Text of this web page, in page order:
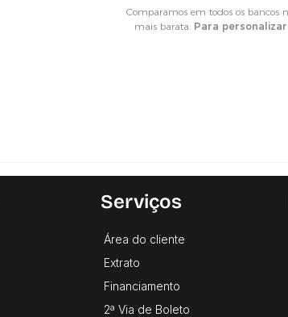
Serviços
Área do cliente
Extrato
Financiamento
2ª Via de Boleto